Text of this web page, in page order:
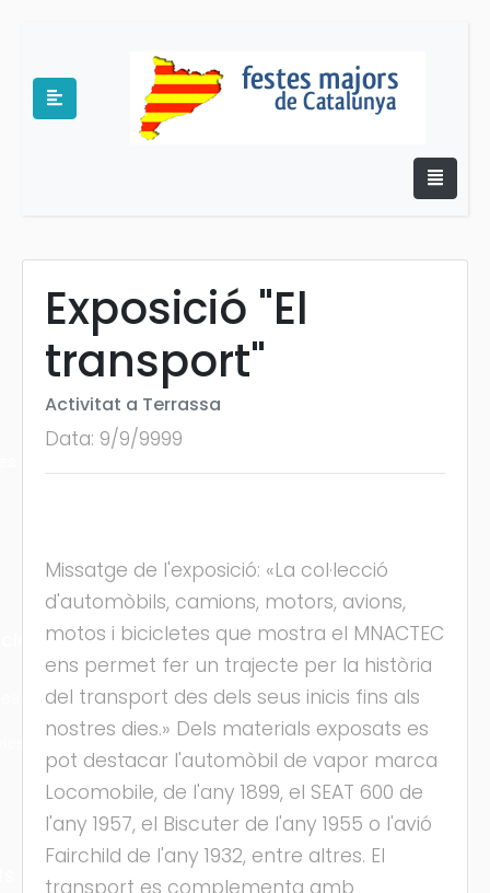
Exposició "El
transport"
Activitat a Terrassa
Data: 9/9/9999
Missatge de l'exposició: «La col·lecció
d'automòbils, camions, motors, avions,
motos i bicicletes que mostra el MNACTEC
ens permet fer un trajecte per la història
del transport des dels seus inicis fins als
nostres dies.» Dels materials exposats es
pot destacar l'automòbil de vapor marca
Locomobile, de l'any 1899, el SEAT 600 de
l'any 1957, el Biscuter de l'any 1955 o l'avió
Fairchild de l'any 1932, entre altres. El
transport es complementa amb